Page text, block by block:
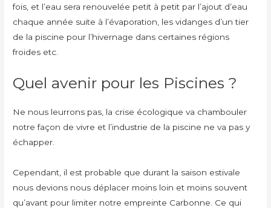
fois, et l’eau sera renouvelée petit à petit par l’ajout d’eau
chaque année suite à l’évaporation, les vidanges d’un tier
de la piscine pour l’hivernage dans certaines régions
froides etc.
Quel avenir pour les Piscines ?
Ne nous leurrons pas, la crise écologique va chambouler
notre façon de vivre et l’industrie de la piscine ne va pas y
échapper.
Cependant, il est probable que durant la saison estivale
nous devions nous déplacer moins loin et moins souvent
qu’avant pour limiter notre empreinte Carbonne. Ce qui